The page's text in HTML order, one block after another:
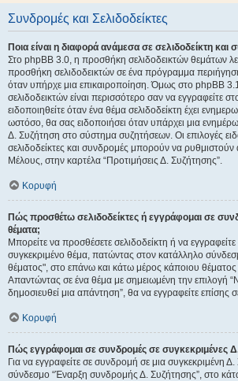
Συνδρομές και Σελιδοδείκτες
Ποια είναι η διαφορά ανάμεσα σε σελιδοδείκτη και
Στο phpBB 3.0, η προσθήκη σελιδοδεικτών θεμάτων
προσθήκη σελιδοδεικτών σε ένα πρόγραμμα
όταν υπήρχε μια επικαιροποίηση. Όμως στο phpBB
σελιδοδεικτών είναι περισσότερο σαν να εγγραφείτε
ειδοποιηθείτε όταν ένα θέμα σελιδοδείκτη έχει
ωστόσο, θα σας ειδοποιήσει όταν υπάρχει μια
Δ. Συζήτηση στο σύστημα συζητήσεων. Οι επιλογές
σελιδοδείκτες και συνδρομές μπορούν να
Μέλους, στην καρτέλα “Προτιμήσεις Δ. Συζήτησης”.
Κορυφή
Πώς προσθέτω σελιδοδείκτες ή εγγράφομαι σε
θέματα;
Μπορείτε να προσθέσετε σελιδοδείκτη ή να
συγκεκριμένο θέμα, πατώντας στον κατάλληλο
θέματος", στο επάνω και κάτω μέρος κάποιου
Απαντώντας σε ένα θέμα με σημειωμένη την επιλογή
δημοσιευθεί μια απάντηση”, θα να εγγραφείτε
Κορυφή
Πώς εγγράφομαι σε συνδρομές σε συγκεκριμένες
Για να εγγραφείτε σε συνδρομή σε μια συγκεκριμένη
σύνδεσμο “Έναρξη συνδρομής Δ. Συζήτησης”, στο